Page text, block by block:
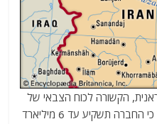
הקשורה לכוח הצבאי של
משמרות המהפכה האיראניים, אמר כי החברה תשקיע עד 6 מיליארד